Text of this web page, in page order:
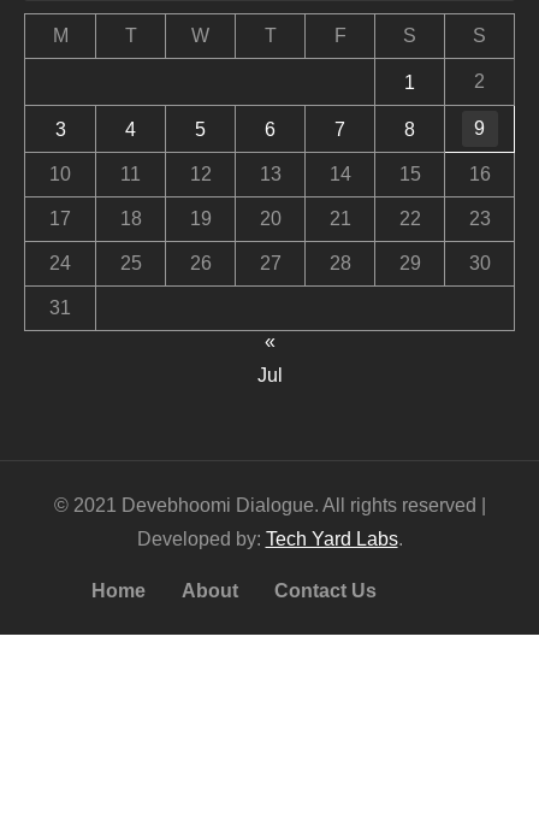
M T W T F S S
1 2
3 4 5 6 7 8 9
10 11 12 13 14 15 16
17 18 19 20 21 22 23
24 25 26 27 28 29 30
31
«
Jul
© 2021 Devebhoomi Dialogue. All rights reserved |
Developed by: Tech Yard Labs.
Home About Contact Us